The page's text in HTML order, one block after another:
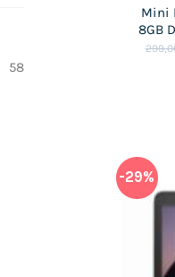
58
Mini
8GB
-29%